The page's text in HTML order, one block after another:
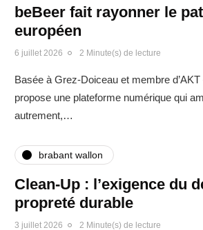
beBeer fait rayonner le
européen
6 juillet 2026 2 Minute(s) de lecture
Basée à Grez-Doiceau et membre
propose une plateforme numérique qui
autrement,…
brabant wallon
Clean-Up : l’exigence du
propreté durable
3 juillet 2026 2 Minute(s) de lecture